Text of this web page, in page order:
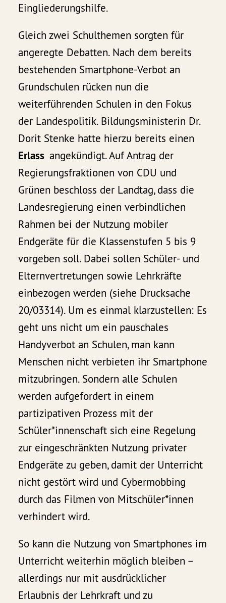
Eingliederungshilfe.
Gleich zwei Schulthemen sorgten für
angeregte Debatten. Nach dem bereits
bestehenden Smartphone-Verbot an
Grundschulen rücken nun die
weiterführenden Schulen in den Fokus
der Landespolitik. Bildungsministerin Dr.
Dorit Stenke hatte hierzu bereits einen
Erlass angekündigt. Auf Antrag der
Regierungsfraktionen von CDU und
Grünen beschloss der Landtag, dass die
Landesregierung einen verbindlichen
Rahmen bei der Nutzung mobiler
Endgeräte für die Klassenstufen 5 bis 9
vorgeben soll. Dabei sollen Schüler- und
Elternvertretungen sowie Lehrkräfte
einbezogen werden (siehe Drucksache
20/03314). Um es einmal klarzustellen: Es
geht uns nicht um ein pauschales
Handyverbot an Schulen, man kann
Menschen nicht verbieten ihr Smartphone
mitzubringen. Sondern alle Schulen
werden aufgefordert in einem
partizipativen Prozess mit der
Schüler*innenschaft sich eine Regelung
zur eingeschränkten Nutzung privater
Endgeräte zu geben, damit der Unterricht
nicht gestört wird und Cybermobbing
durch das Filmen von Mitschüler*innen
verhindert wird.
So kann die Nutzung von Smartphones im
Unterricht weiterhin möglich bleiben –
allerdings nur mit ausdrücklicher
Erlaubnis der Lehrkraft und zu